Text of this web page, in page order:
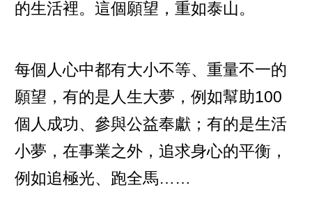
的生活裡。這個願望，重如泰山。
每個人心中都有大小不等、重量不一的
願望，有的是人生大夢，例如幫助100
個人成功、參與公益奉獻；有的是生活
小夢，在事業之外，追求身心的平衡，
例如追極光、跑全馬……